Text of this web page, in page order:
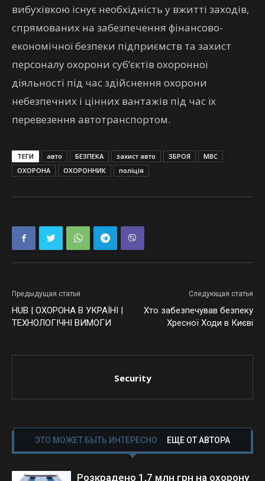
вибухівкою існує необхідність у вжитті заходів,
спрямованих на забезпечення фінансово-
економічної безпеки підприємств та захист
персоналу охорони суб’єктів охоронної
діяльності під час здійснення охорони
небезпечних і цінних вантажів під час їх
перевезення автотранспортом.
ТЕГИ авто БЕЗПЕКА захист авто ЗБРОЯ
МВС
ОХОРОНА
ОХОРОННИК поліція
Предыдущая статья
HUB | ОХОРОНА В УКРАЇНІ |
ТЕХНОЛОГІЧНІ ВИМОГИ
Следующая статья
Хто забезпечував безпеку
Хресної Ходи в Києві
Security
ЭТО МОЖЕТ БЫТЬ ИНТЕРЕСНО ЕЩЕ ОТ АВТОРА
Розкрадено 1,7 млн грн на охорону